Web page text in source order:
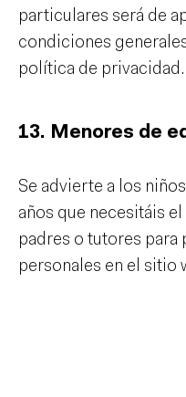
particulares será de
condiciones
política de privacidad.
13. Menores de
Se advierte a los
años que necesitáis
padres o tutores
personales en el sitio